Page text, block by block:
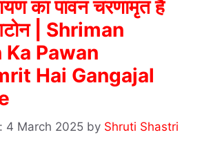
का पावन चरणामृत है
| Shriman
Ka Pawan
Hai Gangajal
4 March 2025 by Shruti Shastri